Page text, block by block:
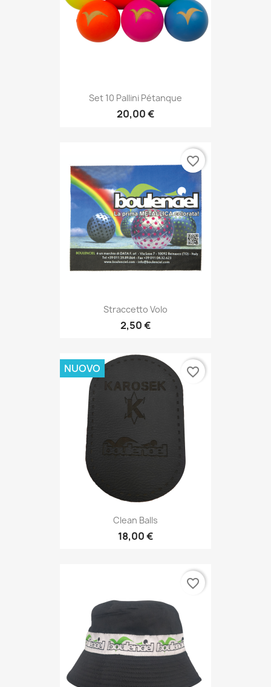
Set 10 Pallini Pétanque
20,00 €
Straccetto Volo
2,50 €
favorite_border
Clean Balls
18,00 €
NUOVO favorite_border
favorite_border